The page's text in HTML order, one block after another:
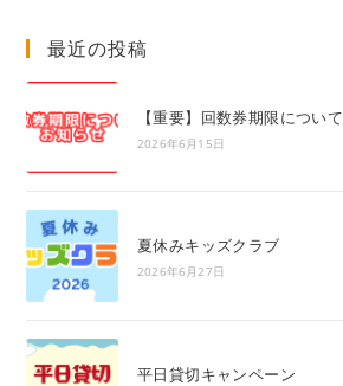
最近の投稿
【重要】回数券期限について
2026年6月15日
夏休みキッズクラブ
2026年6月27日
平日貸切キャンペーン